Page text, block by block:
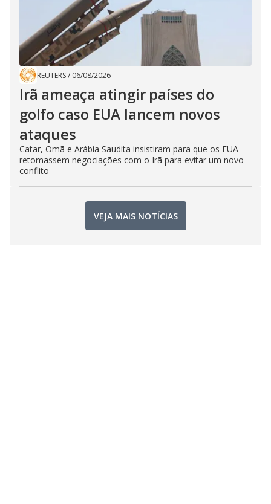
REUTERS/ 06/08/2026
Irã ameaça atingir países do
golfo caso EUA lancem novos
ataques
Catar, Omã e Arábia Saudita insistiram para que os EUA
retomassem negociações com o Irã para evitar um novo
conflito
VEJA MAIS NOTÍCIAS